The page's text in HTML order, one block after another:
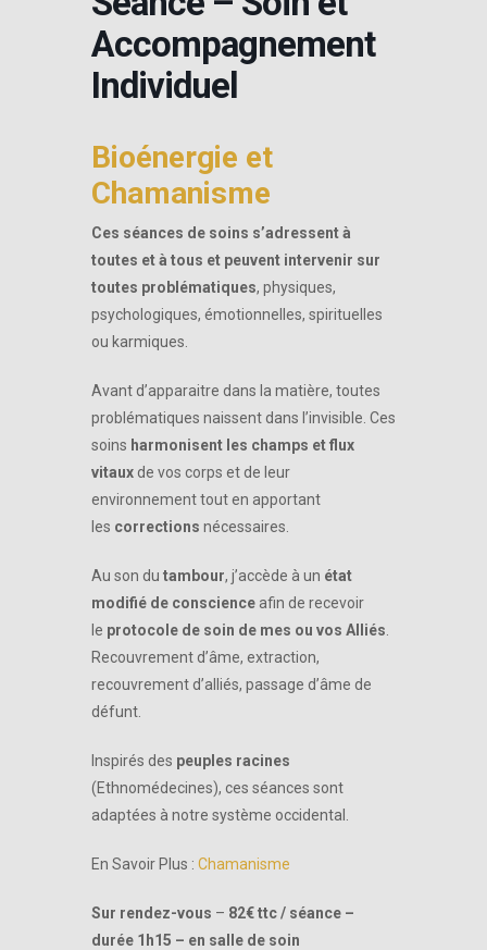
Accompagnement
Individuel
Bioénergie et
Chamanisme
Ces séances de soins s’adressent à
toutes et à tous et peuvent intervenir sur
toutes problématiques, physiques,
psychologiques, émotionnelles, spirituelles
ou karmiques.
Avant d’apparaitre dans la matière, toutes
problématiques naissent dans l’invisible. Ces
soins harmonisent les champs et flux
vitaux de vos corps et de leur
environnement tout en apportant
les corrections nécessaires.
Au son du tambour, j’accède à un état
modifié de conscience afin de recevoir
le protocole de soin de mes ou vos Alliés
Recouvrement d’âme, extraction,
recouvrement d’alliés, passage d’âme de
défunt.
Inspirés des peuples racines
(Ethnomédecines), ces séances sont
adaptées à notre système occidental.
En Savoir Plus : Chamanisme
Sur rendez-vous – 82€ ttc / séance –
durée 1h15 – en salle de soin